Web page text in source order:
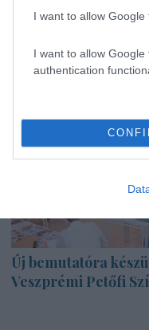
I want to allow
I want to allow
authentication
Új bemutatóra
Veszprémi Petőfi